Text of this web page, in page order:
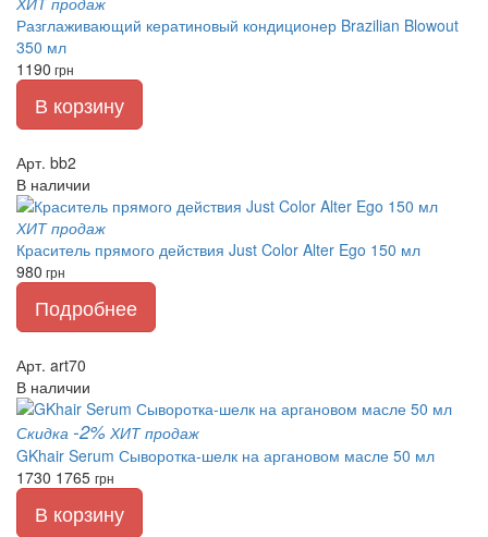
Разглаживающий кератиновый кондиционер Brazilian Blowout
350 мл
1190 грн
В корзину
Арт. bb2
В наличии
ХИТ продаж
Краситель прямого действия Just Color Alter Ego 150 мл
980 грн
Подробнее
Арт. art70
В наличии
Скидка -2% ХИТ продаж
GKhair Serum Сыворотка-шелк на аргановом масле 50 мл
1730 1765 грн
В корзину